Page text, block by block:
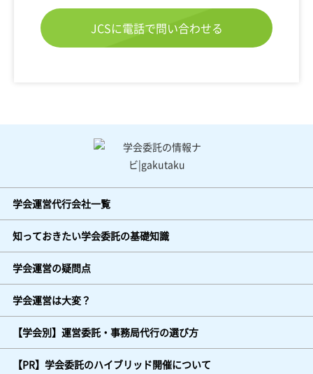
JCSに電話で問い合わせる
学会運営代行会社一覧
知っておきたい学会委託の基礎知識
学会運営の疑問点
学会運営は大変？
【学会別】運営委託・事務局代行の選び方
【PR】学会委託のハイブリッド開催について